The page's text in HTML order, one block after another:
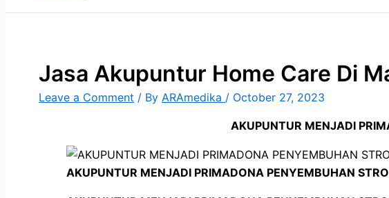
Jasa Akupuntur Home Care Di
Leave a Comment / By ARAmedika / October 27, 2023
AKUPUNTUR MENJADI
AKUPUNTUR MENJADI PRIMADONA PENYEMBUHAN